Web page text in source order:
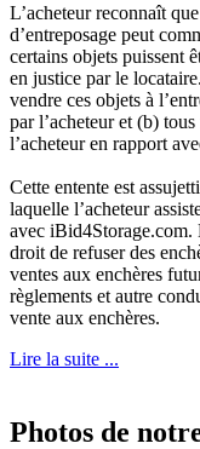
L’acheteur reconnaît
d’entreposage peut
certains objets puissent
en justice par le
vendre ces objets à
par l’acheteur et (b)
l’acheteur en rapport
Cette entente est
laquelle l’acheteur
avec iBid4Storage.com.
droit de refuser des
ventes aux enchères
règlements et autre
vente aux enchères.
Lire la suite ...
Photos de